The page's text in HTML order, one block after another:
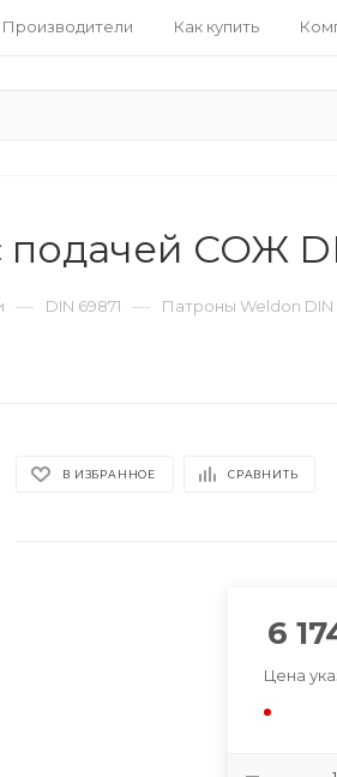
Производители Как купить
подачей СОЖ
— DIN 69871 — Патроны Weldon DIN
В ИЗБРАННОЕ СРАВНИТЬ
6
Цена